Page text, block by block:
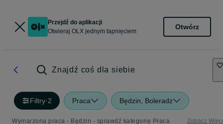
Przejdź do aplikacji
Otwieraj OLX jednym tapnięciem
Otwórz
Znajdź coś dla siebie
Filtry·2 Praca Będzin, Boleradz
Wymarzona praca - Będzin - sprawdź kategorię Praca Zobacz